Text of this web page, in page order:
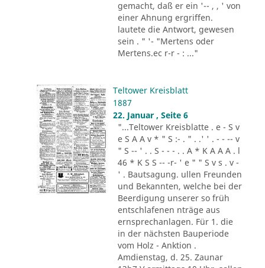
gemacht, daß er ein '-- , , ' von
einer Ahnung ergriffen.
lautete die Antwort, gewesen
sein . " '- "Mertens oder
Mertens.ec r-r - : ..."
Teltower Kreisblatt
1887
22. Januar , Seite 6
"...Teltower Kreisblatte . e - S v
e S A A v * " S :- . " . .' ' . - - -- v
" S -- ' . . S - - - . . A * K A A A . l
46 * K S S -- -r- ' e " " S v s . v -
' . Bautsagung. ullen Freunden
und Bekannten, welche bei der
Beerdigung unserer so früh
entschlafenen nträge aus
ernsprechanlagen. Für 1. die
in der nächsten Bauperiode
vom Holz - Anktion .
Amdienstag, d. 25. Zaunar